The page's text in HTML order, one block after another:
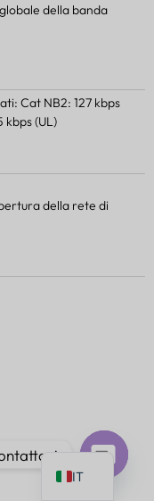
della banda
Cat NB2: 127 kbps
kbps (UL)
della rete di
IT
EN
PT